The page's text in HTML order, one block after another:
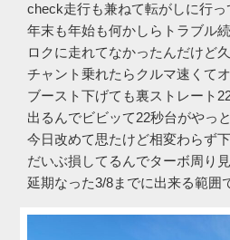
check走行も兼ねて転がしに行っ
年末も年始も何かしらトラブル
ロクに走れてなかったんだけど
チャント乗れたらクルマ速くて
ブースト下げても裏ストレート
出るんでビビッて22秒台がやっ
今日改めて思たけど相変わらず
だいぶ損してるんでターボ周り見
延期なった3/8までに出来る範囲